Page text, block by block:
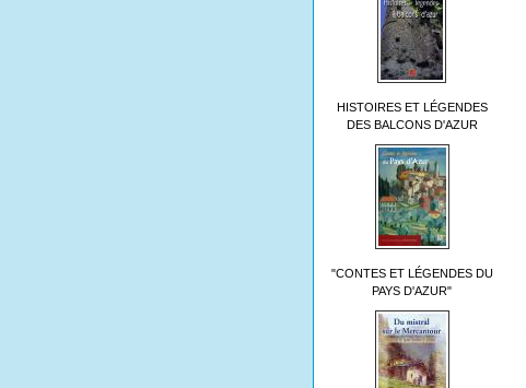
HISTOIRES ET LÉGENDES
DES BALCONS D'AZUR
"CONTES ET LÉGENDES DU
PAYS D'AZUR"